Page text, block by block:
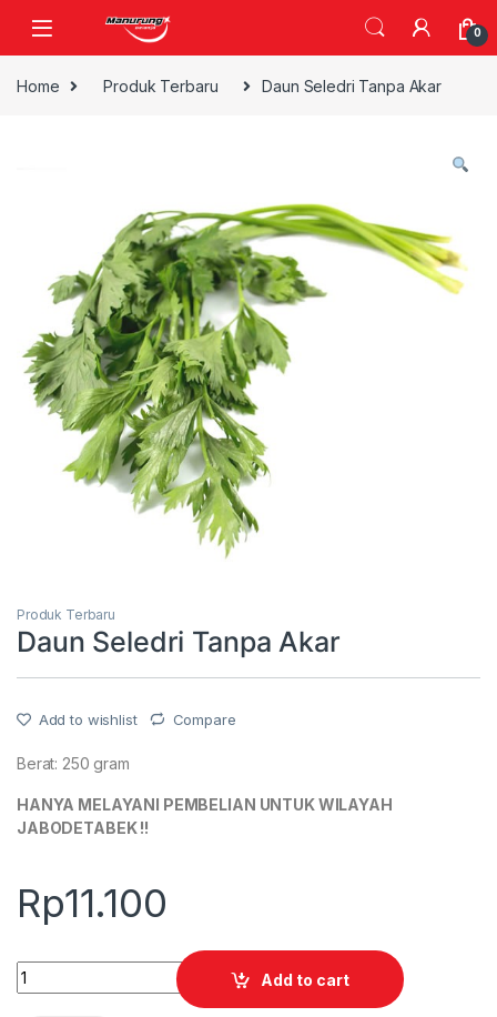
0
Home Produk Terbaru Daun Seledri Tanpa Akar
Produk Terbaru
Daun Seledri Tanpa Akar
Add to wishlist Compare
Berat: 250 gram
HANYA MELAYANI PEMBELIAN UNTUK WILAYAH
JABODETABEK !!
Rp11.100
Quantity
Add to cart